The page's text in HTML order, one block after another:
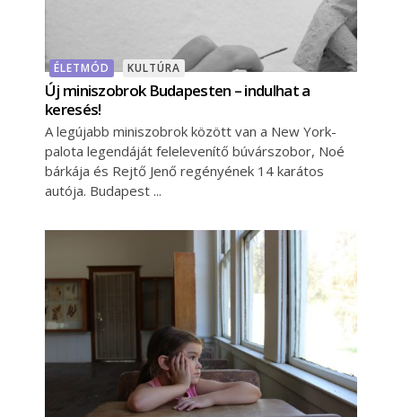
ÉLETMÓD KULTÚRA
Új miniszobrok Budapesten – indulhat a
keresés!
A legújabb miniszobrok között van a New York-
palota legendáját felelevenítő búvárszobor, Noé
bárkája és Rejtő Jenő regényének 14 karátos
autója. Budapest